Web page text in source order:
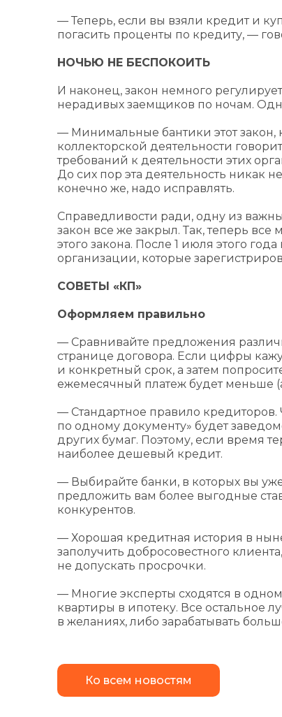
— Теперь, если вы взяли кредит и
погасить проценты по кредиту, —
НОЧЬЮ НЕ БЕСПОКОИТЬ
И наконец, закон немного
нерадивых заемщиков по ночам.
— Минимальные бантики этот закон,
коллекторской деятельности
требований к деятельности этих
До сих пор эта деятельность никак
конечно же, надо исправлять.
Справедливости ради, одну из
закон все же закрыл. Так, теперь
этого закона. После 1 июля этого
организации, которые
СОВЕТЫ «КП»
Оформляем правильно
— Сравнивайте предложения
странице договора. Если цифры
и конкретный срок, а затем
ежемесячный платеж будет меньше
— Стандартное правило
по одному документу» будет
других бумаг. Поэтому, если время
наиболее дешевый кредит.
— Выбирайте банки, в которых вы
предложить вам более выгодные
конкурентов.
— Хорошая кредитная история в
заполучить добросовестного
не допускать просрочки.
— Многие эксперты сходятся в
квартиры в ипотеку. Все остальное
в желаниях, либо зарабатывать
Ко всем новостям